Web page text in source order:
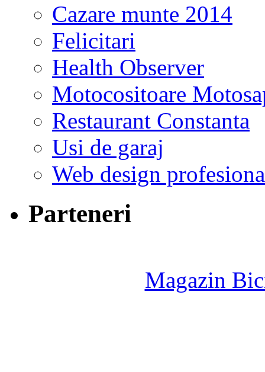
Cazare munte 2014
Felicitari
Health Observer
Motocositoare
Restaurant Constanta
Usi de garaj
Web design
Parteneri
Magazin